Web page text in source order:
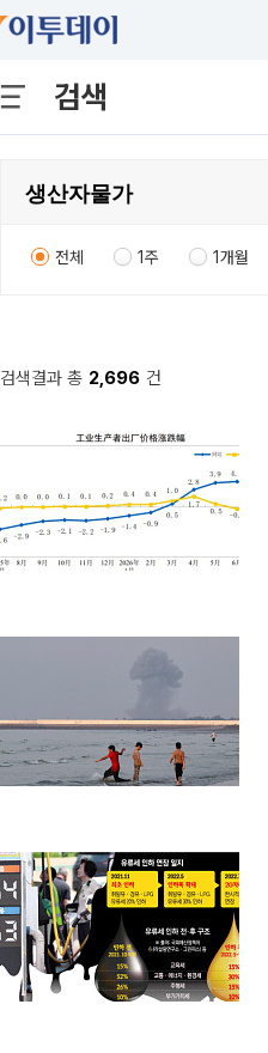
검색
전체 1주 1개월
검색결과 총 2,696 건